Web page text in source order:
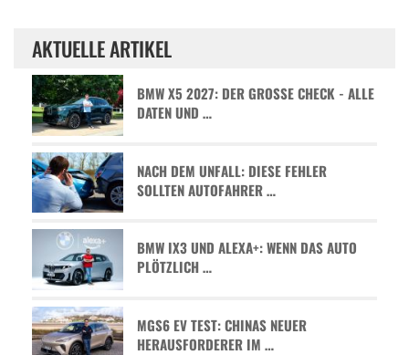
AKTUELLE ARTIKEL
BMW X5 2027: DER GROSSE CHECK - ALLE D
ATEN UND …
NACH DEM UNFALL: DIESE FEHLER
SOLLTEN AUTOFAHRER …
BMW IX3 UND ALEXA+: WENN DAS AUTO
PLÖTZLICH …
MGS6 EV TEST: CHINAS NEUER
HERAUSFORDERER IM …